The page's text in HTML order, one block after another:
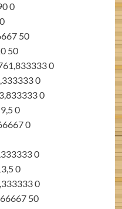
0
50
50
0
0
0
0
0
0
0
0
50